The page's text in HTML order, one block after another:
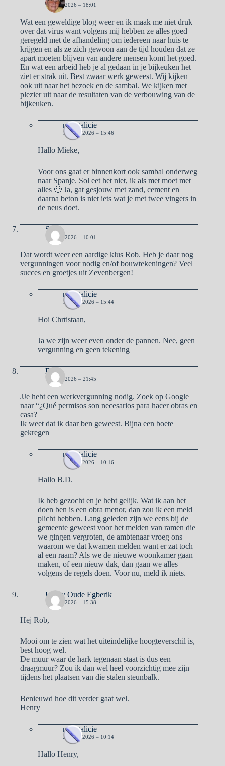
12 MEI 2026 – 18:01
Wat een geweldige blog weer en ik maak me niet druk
over dat virus want volgens mij hebben ze alles goed
geregeld met de afhandeling om iedereen naar huis te
krijgen en als ze zich gewoon aan de tijd houden dat ze
apart moeten blijven van andere mensen komt het goed.
En wat een arbeid heb je al gedaan in je bijkeuken het
ziet er strak uit. Best zwaar werk geweest. Wij kijken
ook uit naar het bezoek en de sambal. We kijken met
plezier uit naar de resultaten van de verbouwing van de
bijkeuken.
naargalicie
15 MEI 2026 – 15:46
Hallo Mieke,
Voor ons gaat er binnenkort ook sambal onderweg
naar Spanje. Sol eet het niet, ik als met moet met
alles 🙂 Ja, gat gesjouw met zand, cement en
daarna beton is niet iets wat je met twee vingers in
de neus doet.
Sterk
15 MEI 2026 – 10:01
Dat wordt weer een aardige klus Rob. Heb je daar nog
vergunningen voor nodig en/of bouwtekeningen? Veel
succes en groetjes uit Zevenbergen!
naargalicie
15 MEI 2026 – 15:44
Hoi Chrtistaan,
Ja we zijn weer even onder de pannen. Nee, geen
vergunning en geen tekening
B.D.
16 MEI 2026 – 21:45
JJe hebt een werkvergunning nodig. Zoek op Google
naar “¿Qué permisos son necesarios para hacer obras en
casa?
Ik weet dat ik daar ben geweest. Bijna een boete
gekregen
naargalicie
17 MEI 2026 – 10:16
Hallo B.D.
Ik heb gezocht en je hebt gelijk. Wat ik aan het
doen ben is een obra menor, dan zou ik een meld
plicht hebben. Lang geleden zijn we eens bij de
gemeente geweest voor het melden van ramen die
we gingen vergroten, de ambtenaar vroeg ons
waarom we dat kwamen melden want er zat toch
al een raam? Als we de nieuwe woonkamer gaan
maken, of een nieuw dak, dan gaan we alles
volgens de regels doen. Voor nu, meld ik niets.
Henry Oude Egberik
19 MEI 2026 – 15:38
Hej Rob,
Mooi om te zien wat het uiteindelijke hoogteverschil is,
best hoog wel.
De muur waar de hark tegenaan staat is dus een
draagmuur? Zou ik dan wel heel voorzichtig mee zijn
tijdens het plaatsen van die stalen steunbalk.
Benieuwd hoe dit verder gaat wel.
Henry
naargalicie
20 MEI 2026 – 10:14
Hallo Henry,